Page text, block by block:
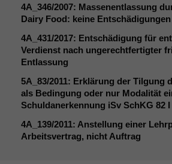
4A_346/2007: Massenentlassung
Dairy Food: keine
4A_431/2017: Entschädigung für
Verdienst nach ungerechtfertigter
Entlassung
5A_83/2011: Erklärung der Tilgung
als Bedingung oder nur Modalität
Schuldanerkennung iSv SchKG 82 I
4A_139/2011: Anstellung einer
Arbeitsvertrag, nicht Auftrag